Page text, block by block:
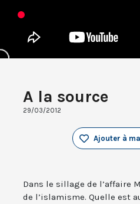
A la source
29/03/2012
Ajouter à
Dans le sillage de l’affaire
de l’islamisme. Quelle est